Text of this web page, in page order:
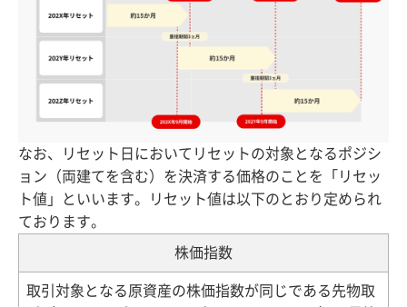
なお、リセット日においてリセットの対象となるポジシ
ョン（両建てを含む）を決済する価格のことを「リセッ
ト値」といいます。リセット値は以下のとおり定められ
ております。
株価指数
取引対象となる原資産の株価指数が同じである先物取